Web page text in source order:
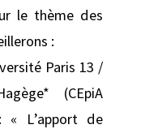
le thème des
:
Paris 13 /
(CEpiA
« L’apport de